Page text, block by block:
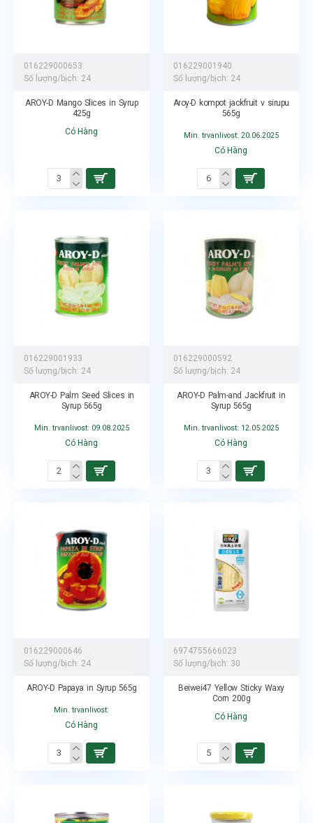
016229000653
Số lượng/bịch: 24
AROY-D Mango Slices in Syrup
425g
Có Hàng
016229001940
Số lượng/bịch: 24
Aroy-D kompot jackfruit v sirupu
565g
Min. trvanlivost: 20.06.2025
Có Hàng
016229001933
Số lượng/bịch: 24
AROY-D Palm Seed Slices in
Syrup 565g
Min. trvanlivost: 09.08.2025
Có Hàng
016229000592
Số lượng/bịch: 24
AROY-D Palm-and Jackfruit in
Syrup 565g
Min. trvanlivost: 12.05.2025
Có Hàng
016229000646
Số lượng/bịch: 24
AROY-D Papaya in Syrup 565g
Min. trvanlivost:
Có Hàng
6974755666023
Số lượng/bịch: 30
Beiwei47 Yellow Sticky Waxy
Corn 200g
Có Hàng